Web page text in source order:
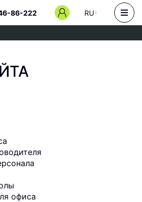
86-222 RU
офиса